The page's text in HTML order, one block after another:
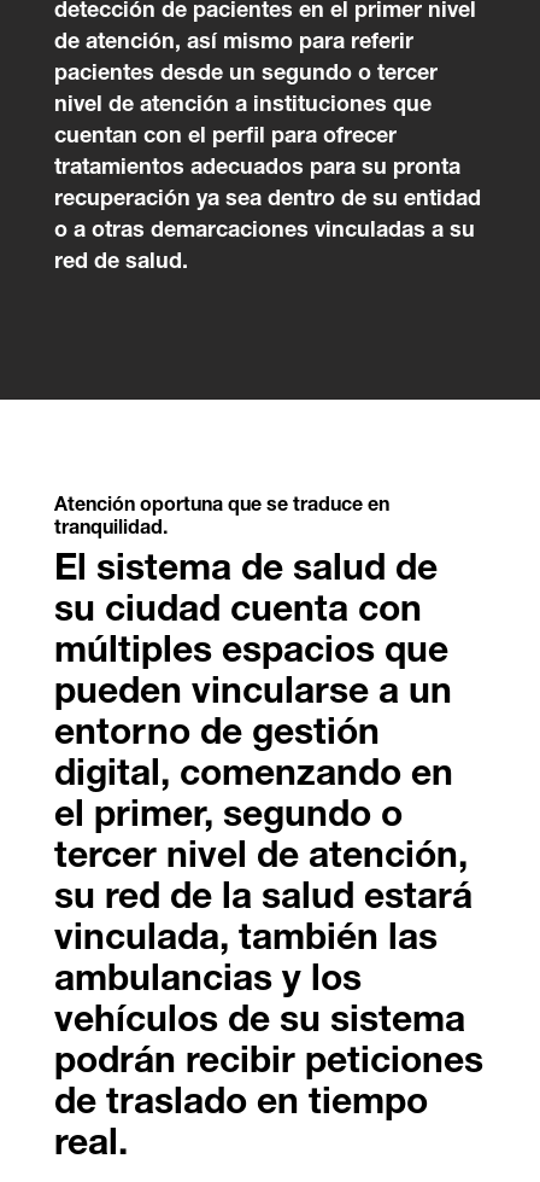
detección de pacientes en el primer nivel
de atención, así mismo para referir
pacientes desde un segundo o tercer
nivel de atención a instituciones que
cuentan con el perfil para ofrecer
tratamientos adecuados para su pronta
recuperación ya sea dentro de su entidad
o a otras demarcaciones vinculadas a su
red de salud.
Atención oportuna que se traduce en
tranquilidad.
El sistema de salud de
su ciudad cuenta con
múltiples espacios que
pueden vincularse a un
entorno de gestión
digital, comenzando en
el primer, segundo o
tercer nivel de atención,
su red de la salud estará
vinculada, también las
ambulancias y los
vehículos de su sistema
podrán recibir peticiones
de traslado en tiempo
real.